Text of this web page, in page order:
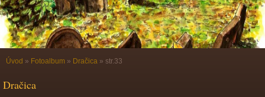
Úvod » Fotoalbum » Dračica » str.33
Dračica